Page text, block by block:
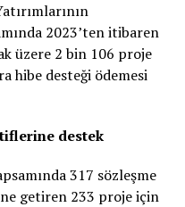
2023’ten itibaren
üzere 2 bin 106 proje
hibe desteği ödemesi
destek
317 sözleşme
getiren 233 proje için